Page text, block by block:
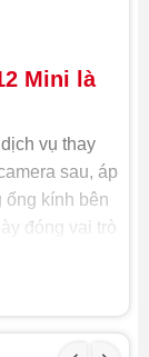
Mini là
vụ thay
sau, áp
kính bên
đóng vai trò
nước xâm
luôn sắc
camera và